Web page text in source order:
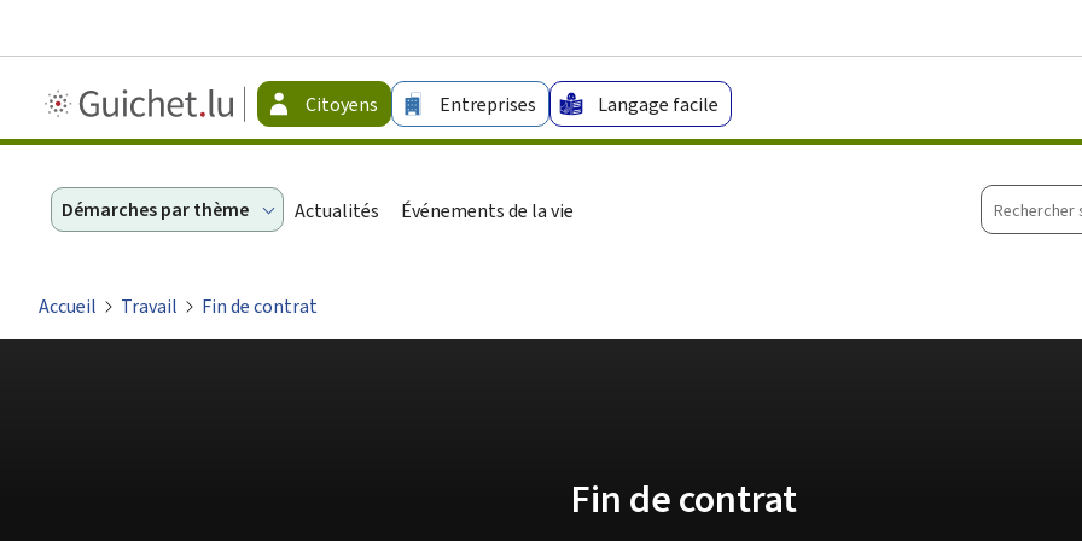
Guichet.lu
-
Citoyens Entreprises Langage facile
Démarches par thème Actualités Événements de la vie
sur
Accueil Travail Fin de contrat
Fin de contrat